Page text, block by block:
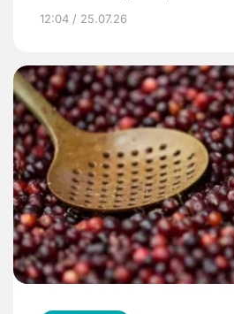
12:04 / 25.07.26